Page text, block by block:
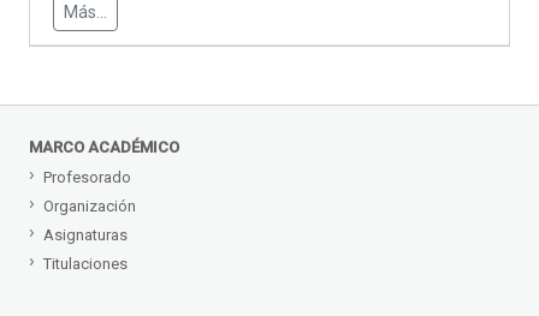
Más...
MARCO ACADÉMICO
Profesorado
Organización
Asignaturas
Titulaciones